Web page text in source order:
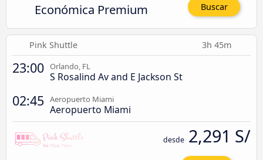
Económica Premium Buscar
Pink Shuttle 3h 45m
23:00 Orlando, FL
S Rosalind Av and E Jackson St
02:45 Aeropuerto Miami
Aeropuerto Miami
desde 2,291 S/